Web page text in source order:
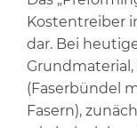
Kostentreiber
dar. Bei
(Faserbündel
Fasern),